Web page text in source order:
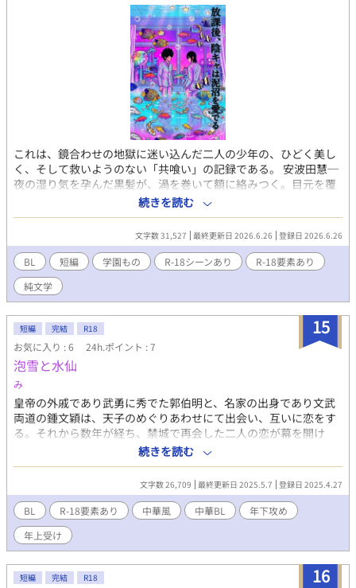
これは、鏡合わせの地獄に迷い込んだ二人の少年の、ひどく美し
く、そして救いようのない「共喰い」の記録である。 安波田慧─
夜の湿り気を孕んだ黒髪が、渦を巻いて額に絡みつく。目元を覆
う深い影の下には、獲物を逃がさない貪婪な捕食者の瞳を隠して
いる。がっちりとした肩幅は、彼が「やればできる」という仮面
の下に、獲物を組み伏せるための獣の肉体を隠し持っている証拠
だ。彼は、教室という名の水槽の中で、今日も地味な優等生を演
じながら、牙を研いでいる。 依矢田煉─透き通るような白磁の肌
に、黒髪のストレートが冷たく垂れ下がる。片目を隠した前髪の
奥では、すべてを冷笑する理性の色が鈍く光る。ひょろひょろと
折れそうな四肢は、現実という重力に耐えきれず、いつも少しだ
け震えている。彼は「やってできたら苦労はしない」と嘯くこと
で、自らの壊れそうな自尊心を、薄氷の上で支え続けていた。 物
語の舞台は、ネオンが毒魚の鱗のように揺らめく街の片隅。 完璧
主義の仮面を被った冷笑家の依矢田と、卑屈という名の毒を纏っ
た優等生・安波田。 二人が交わした「一線」は、教室の空気を一
変させた。 昼休み、有象無象の会話など耳に入らず、ただ二人は
机の下で指を絡め、地獄への切符を確かめ合う。 安波田の泥のよ
うな執着が、依矢田の脆い聖域を侵食し、二人は互いの傷口を舐
め合うことでしか呼吸のできない、終わりのない共依存の迷宮へ
と沈んでいく。 これは恋などという生易しいものではない。 互い
の魂を少しずつ削り合い、空っぽになった場所に、相手の執着と
いう名の砂を詰め込む、死ぬほど醜くて愛おしい、青春の剥製。
さあ、カーテンが上がる。 二人の少年が演じるのは、極彩色の絶
望か、それとも救済なき共喰いの結末か。 教室という名の舞台裏
で、今日もまた、「愛」という名の毒が、静かに孵化している。
（※）←のある4章はR-18描写ございますので自己判断でお読み
ください。 あとがきは読んでも読まなくても良いです。
続きを読む
文字数 31,527 最終更新日 2026.6.26 登録日 2026.6.26
BL 短編 学園もの R-18シーンあり
R-18要素あり
純文学
15
短編 完結 R18
お気に入り : 6 24h.ポイント : 7
泡雪と水仙
み
皇帝の外戚であり武勇に秀でた郭伯明と、名家の出身であり文武
両道の鍾文穎は、天子のめぐりあわせにて出会い、互いに恋をす
る。それから数年が経ち、禁城で再会した二人の恋が幕を開け
た。 しかし、幸せな日々は、長くは続かない。 文官として働く文
穎と、伯明の弟・仲孝の、埋まらない心の穴と切ない恋の物語。
続きを読む
文字数 26,709 最終更新日 2025.5.7 登録日 2025.4.27
BL R-18要素あり 中華風 中華BL
年下攻め
年上受け
16
短編 完結 R18